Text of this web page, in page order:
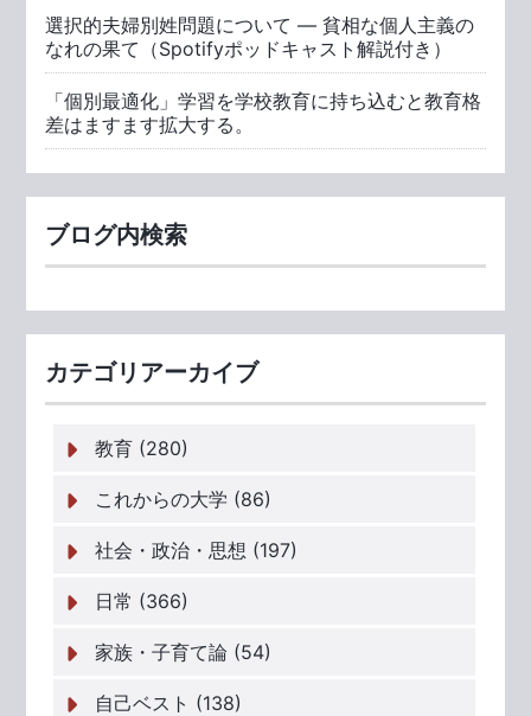
選択的夫婦別姓問題について ― 貧相な個人主義の
なれの果て（Spotifyポッドキャスト解説付き）
「個別最適化」学習を学校教育に持ち込むと教育格
差はますます拡大する。
ブログ内検索
カテゴリアーカイブ
教育 (280)
これからの大学 (86)
社会・政治・思想 (197)
日常 (366)
家族・子育て論 (54)
自己ベスト (138)